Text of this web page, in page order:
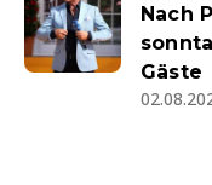
Nach
Gäste